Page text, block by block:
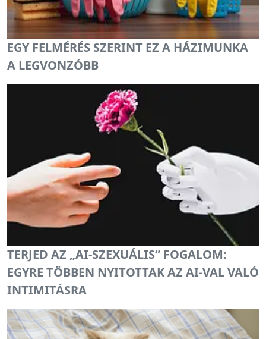
EGY FELMÉRÉS SZERINT EZ A HÁZIMUNKA
A LEGVONZÓBB
TERJED AZ „AI-SZEXUÁLIS” FOGALOM:
EGYRE TÖBBEN NYITOTTAK AZ AI-VAL VALÓ
INTIMITÁSRA